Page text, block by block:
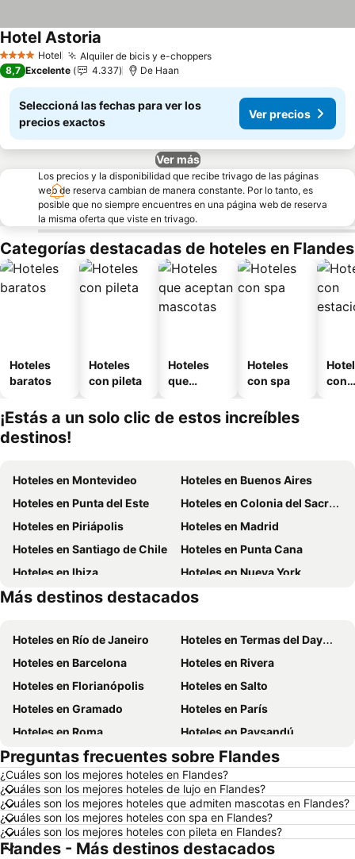
4 EstrellasHotel Alquiler de bicis y e-choppersVer precios
Hotel Astoria
8,7 Excelente 4.337 De Haan
Seleccioná las fechas para ver los
precios exactos
Ver precios
Ver más
Los precios y la disponibilidad que recibe trivago de las páginas
web de reserva cambian de manera constante. Por lo tanto, es
posible que no siempre encuentres en una página web de reserva
la misma oferta que viste en trivago.
Categorías destacadas de hoteles en Flandes
Hoteles
baratos
Hoteles
con pileta
Hoteles
que
mascotas
Hoteles
con spa
con
¡Estás a un solo clic de estos increíbles
destinos!
Hoteles en Montevideo
Hoteles en Buenos Aires
Hoteles en Punta del Este
Hoteles en Colonia del Sacramento
Hoteles en Piriápolis
Hoteles en Madrid
Hoteles en Santiago de Chile
Hoteles en Punta Cana
Hoteles en Ibiza
Hoteles en Nueva York
Hoteles en Isla de Miconos
Hoteles en Aruba
Más destinos destacados
Hoteles en Río de Janeiro
Hoteles en Termas del Dayman
Hoteles en Barcelona
Hoteles en Rivera
Hoteles en Florianópolis
Hoteles en Salto
Hoteles en Gramado
Hoteles en París
Hoteles en Roma
Hoteles en Paysandú
Hoteles en San Carlos de Bariloche
Hoteles en Chuy
Hoteles en Maceió
Hoteles en Conil de la Frontera
Hoteles en Ámsterdam
Hoteles en Foz de Iguazú
Hoteles en Maragogi
Hoteles en Punta del Diablo
Hoteles en Brasil
Hoteles en Maldonado
Preguntas frecuentes sobre Flandes
¿Cuáles son los mejores hoteles en Flandes?
¿Cuáles son los mejores hoteles de lujo en Flandes?
¿Cuáles son los mejores hoteles que admiten mascotas en Flandes?
¿Cuáles son los mejores hoteles con spa en Flandes?
¿Cuáles son los mejores hoteles con pileta en Flandes?
Flandes - Más destinos destacados